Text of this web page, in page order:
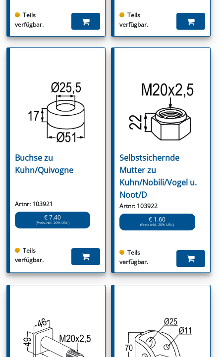
Teils
verfügbar.
Teils
verfügbar.
Buchse zu
Kuhn/Quivogne
Artnr: 103921
€ 7.40
(Preis inkl. 20% USt.)
Teils
verfügbar.
Selbstsichernde
Mutter zu
Kuhn/Nobili/Vogel u.
Noot/D
Artnr: 103922
€ 1.60
(Preis inkl. 20% USt.)
Teils
verfügbar.